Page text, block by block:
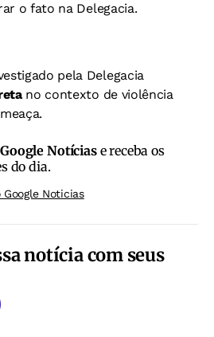
o fato na Delegacia.
pela Delegacia
no contexto de violência
Google Notíciase receba os
do dia.
Google Noticias
notícia com seus